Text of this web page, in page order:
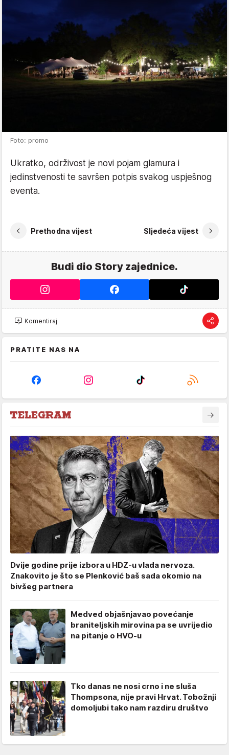
Foto: promo
Ukratko, održivost je novi pojam glamura i
jedinstvenosti te savršen potpis svakog uspješnog
eventa.
Prethodna vijest Sljedeća vijest
Budi dio Story zajednice.
Komentiraj
PRATITE NAS NA
Dvije godine prije izbora u HDZ-u vlada nervoza.
Znakovito je što se Plenković baš sada okomio na
bivšeg partnera
Medved objašnjavao povećanje
braniteljskih mirovina pa se uvrijedio
na pitanje o HVO-u
Tko danas ne nosi crno i ne sluša
Thompsona, nije pravi Hrvat. Tobožnji
domoljubi tako nam razdiru društvo